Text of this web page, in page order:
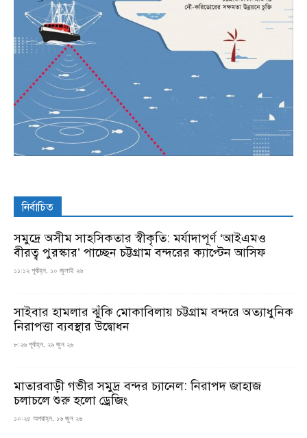
নির্বাচিত
সমুদ্রে অসীম সাহসিকতার স্বীকৃতি: মর্যাদাপূর্ণ ‘আইএমও
বীরত্ব পুরস্কার’ পাচ্ছেন চট্টগ্রাম বন্দরের ক্যাপ্টেন আসিফ
১১:১২ পূর্বাহ্ন, ১০ জুলাই ২৬
সাইবার হামলার ঝুঁকি মোকাবিলায় চট্টগ্রাম বন্দরে অত্যাধুনিক
নিরাপত্তা ব্যবস্থার উদ্বোধন
৮:২৬ পূর্বাহ্ন, ২৯ জুন ২৬
মাতারবাড়ী গভীর সমুদ্র বন্দর চ্যানেল: নিরাপদ জাহাজ
চলাচলে শুরু হলো ড্রেজিং
১০:২৫ অপরাহ্ন, ১৬ জুন ২৬